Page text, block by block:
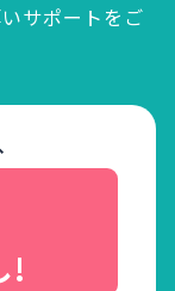
サポートをご
!